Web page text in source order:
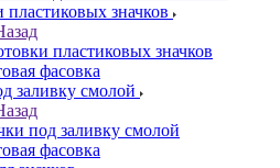
пластиковых значков
пластиковых значков
фасовка
заливку смолой
под заливку смолой
фасовка